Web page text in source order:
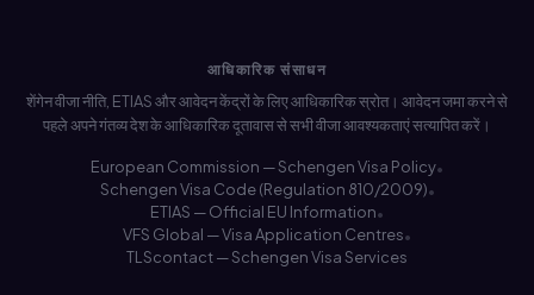
आधिकारिक संसाधन
शेंगेन वीजा नीति, ETIAS और आवेदन केंद्रों के लिए आधिकारिक स्रोत। आवेदन जमा करने से
पहले अपने गंतव्य देश के आधिकारिक दूतावास से सभी वीजा आवश्यकताएं सत्यापित करें।
European Commission — Schengen Visa Policy•
Schengen Visa Code (Regulation 810/2009)•
ETIAS — Official EU Information•
VFS Global — Visa Application Centres•
TLScontact — Schengen Visa Services